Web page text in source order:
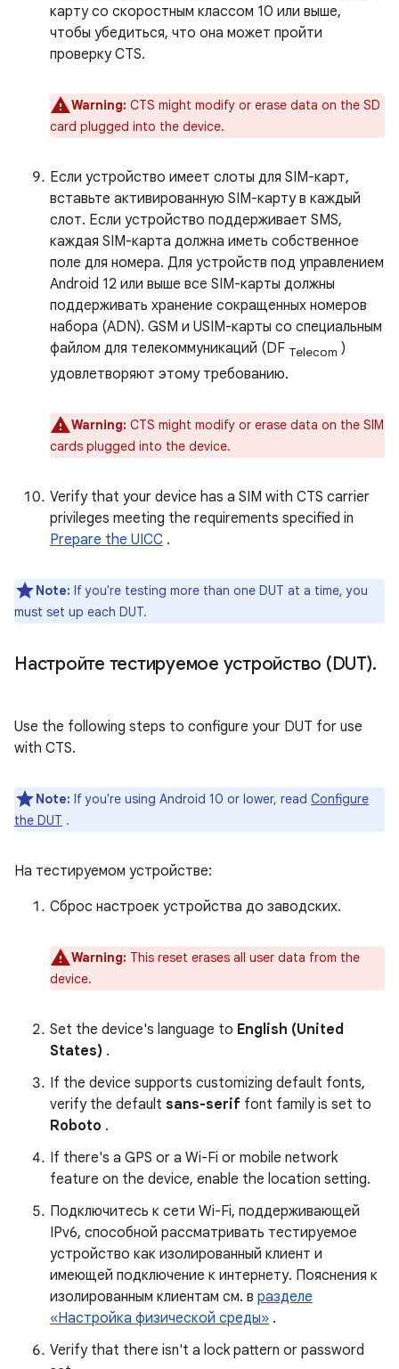
карту со скоростным классом 10 или выше,
чтобы убедиться, что она может пройти
проверку CTS.
Warning: CTS might modify or erase data on the SD
card plugged into the device.
Если устройство имеет слоты для SIM-карт,
вставьте активированную SIM-карту в каждый
слот. Если устройство поддерживает SMS,
каждая SIM-карта должна иметь собственное
поле для номера. Для устройств под управлением
Android 12 или выше все SIM-карты должны
поддерживать хранение сокращенных номеров
набора (ADN). GSM и USIM-карты со специальным
файлом для телекоммуникаций (DF Telecom )
удовлетворяют этому требованию.
Warning: CTS might modify or erase data on the SIM
cards plugged into the device.
Verify that your device has a SIM with CTS carrier
privileges meeting the requirements specified in
Prepare the UICC .
Note: If you're testing more than one DUT at a time, you
must set up each DUT.
Настройте тестируемое устройство (DUT).
Use the following steps to configure your DUT for use
with CTS.
Note: If you're using Android 10 or lower, read Configure
the DUT .
На тестируемом устройстве:
Сброс настроек устройства до заводских.
Warning: This reset erases all user data from the
device.
Set the device's language to English (United
States) .
If the device supports customizing default fonts,
verify the default sans-serif font family is set to
Roboto .
If there's a GPS or a Wi-Fi or mobile network
feature on the device, enable the location setting.
Подключитесь к сети Wi-Fi, поддерживающей
IPv6, способной рассматривать тестируемое
устройство как изолированный клиент и
имеющей подключение к интернету. Пояснения к
изолированным клиентам см. в разделе
«Настройка физической среды» .
Verify that there isn't a lock pattern or password